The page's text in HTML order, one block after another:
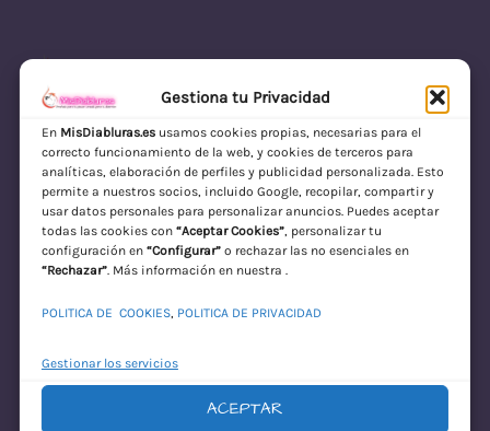
Gestiona tu Privacidad
En MisDiabluras.esusamos cookies propias, necesarias para el
correcto funcionamiento de la web, y cookies de terceros para
analíticas, elaboración de perfiles y publicidad personalizada. Esto
permite a nuestros socios, incluido Google, recopilar, compartir y
usar datos personales para personalizar anuncios. Puedes aceptar
todas las cookies con “Aceptar Cookies”, personalizar tu
configuración en “Configurar”o rechazar las no esenciales en
“Rechazar”. Más información en nuestra .
POLITICA DE COOKIES, POLITICA DE PRIVACIDAD
Gestionar los servicios
ACEPTAR
MisDiabluras | Sexshop Online con Envío
Discreto en España
Acceder